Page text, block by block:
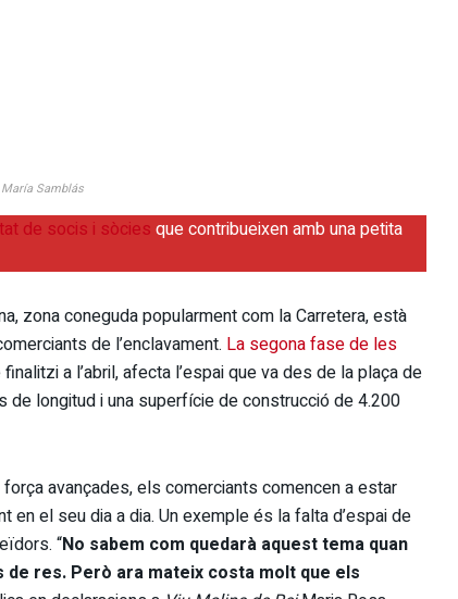
Samblás
de socis i sòcies que contribueixen amb una petita
zona coneguda popularment com la Carretera, està
de l’enclavament. La segona fase de les
a l’abril, afecta l’espai que va des de la plaça de
de longitud i una superfície de construcció de 4.200
avançades, els comerciants comencen a estar
el seu dia a dia. Un exemple és la falta d’espai de
“No sabem com quedarà aquest tema quan
res. Però ara mateix costa molt que els